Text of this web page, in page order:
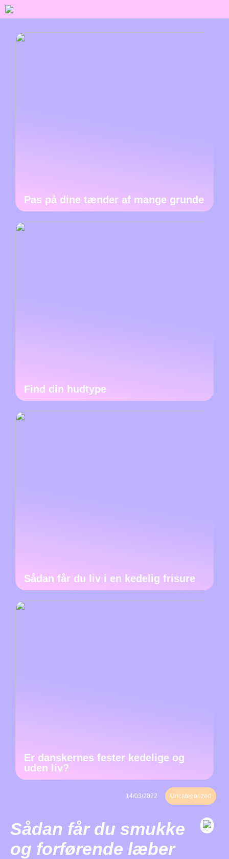
Pas på dine tænder af mange grunde
Find din hudtype
Sådan får du liv i en kedelig frisure
Er danskernes fester kedelige og
uden liv?
14/03/2022 Uncategorized
Sådan får du smukke
og forførende læber